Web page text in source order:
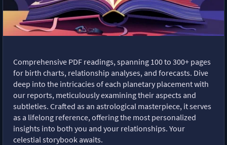
Comprehensive PDF readings, spanning 100 to 300+ pages
for birth charts, relationship analyses, and forecasts. Dive
deep into the intricacies of each planetary placement with
our reports, meticulously examining their aspects and
subtleties. Crafted as an astrological masterpiece, it serves
as a lifelong reference, offering the most personalized
insights into both you and your relationships. Your
celestial storybook awaits.